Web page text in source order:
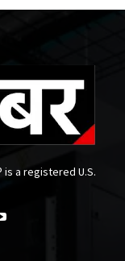
is a registered U.S.